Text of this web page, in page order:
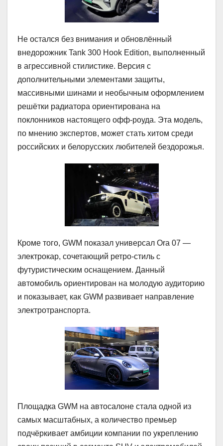
Не остался без внимания и обновлённый
внедорожник Tank 300 Hook Edition, выполненный
в агрессивной стилистике. Версия с
дополнительными элементами защиты,
массивными шинами и необычным оформлением
решётки радиатора ориентирована на
поклонников настоящего офф-роуда. Эта модель,
по мнению экспертов, может стать хитом среди
российских и белорусских любителей бездорожья.
Кроме того, GWM показал универсал Ora 07 —
электрокар, сочетающий ретро-стиль с
футуристическим оснащением. Данный
автомобиль ориентирован на молодую аудиторию
и показывает, как GWM развивает направление
электротранспорта.
Площадка GWM на автосалоне стала одной из
самых масштабных, а количество премьер
подчёркивает амбиции компании по укреплению